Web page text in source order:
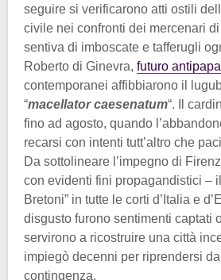
seguire si verificarono atti ostili
civile nei confronti dei mercenari
sentiva di imboscate e tafferugli
Roberto di Ginevra, futuro
contemporanei affibbiarono il
“macellator caesenatum“. Il
fino ad agosto, quando
recarsi con intenti tutt’altro che
Da sottolineare l’impegno di
con evidenti fini propagandistici –
Bretoni” in tutte le corti d’Italia e
disgusto furono sentimenti captati
servirono a ricostruire una città
impiegò decenni per riprendersi
contingenza.